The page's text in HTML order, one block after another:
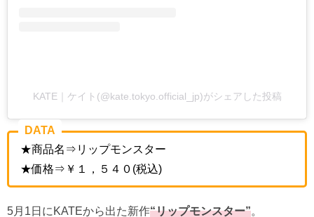
KATE｜ケイト(@kate.tokyo.official_jp)がシェアした投稿
DATA
★商品名⇒リップモンスター
★価格⇒￥１，５４０(税込)
5月1日にKATEから出た新作“リップモンスター”